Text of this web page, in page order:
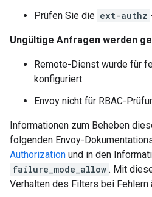
Prüfen Sie die ext-authz
Ungültige Anfragen werden
Remote-Dienst wurde für
konfiguriert
Envoy nicht für RBAC-
Informationen zum Beheben
folgenden Envoy-
Authorization und in den
failure_mode_allow . Mit
Verhalten des Filters bei Fehlern